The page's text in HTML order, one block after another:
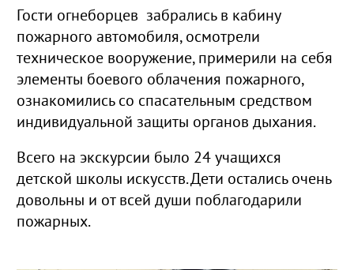
Гости огнеборцев забрались в кабину
пожарного автомобиля, осмотрели
техническое вооружение, примерили на себя
элементы боевого облачения пожарного,
ознакомились со спасательным средством
индивидуальной защиты органов дыхания.
Всего на экскурсии было 24 учащихся
детской школы искусств. Дети остались очень
довольны и от всей души поблагодарили
пожарных.